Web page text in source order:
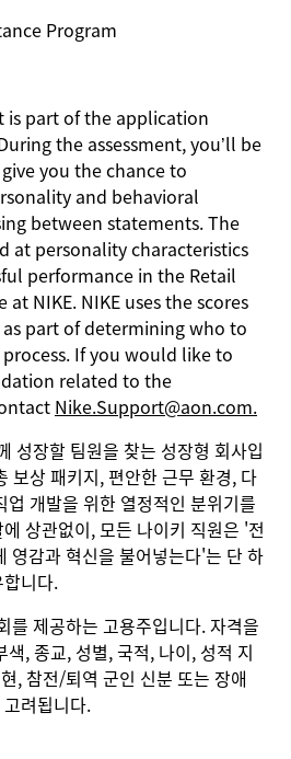
Program
is part of the application
the assessment, you’ll be
you the chance to
and behavioral
between statements. The
at personality characteristics
performance in the Retail
NIKE. NIKE uses the scores
part of determining who to
If you would like to
related to the
Nike.Support@aon.com.
성장할 팀원을 찾는 성장형 회사입
보상 패키지, 편안한 근무 환경, 다
업 개발을 위한 열정적인 분위기를
상관없이, 모든 나이키 직원은 '전
영감과 혁신을 불어넣는다'는 단 하
니다.
를 제공하는 고용주입니다. 자격을
, 종교, 성별, 국적, 나이, 성적 지
, 참전/퇴역 군인 신분 또는 장애
려됩니다.